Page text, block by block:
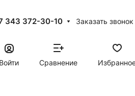
343 372-30-10 Заказать звонок
Войти
Сравнение